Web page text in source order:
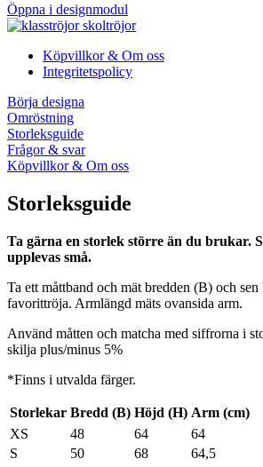
Öppna i designmodul
Köpvillkor & Om oss
Integritetspolicy
Börja designa
Omröstning
Storleksguide
Frågor & svar
Köpvillkor & Om oss
Storleksguide
Ta gärna en storlek större än du brukar.
upplevas små.
Ta ett måttband och mät bredden (B) och
favorittröja. Armlängd mäts ovansida arm.
Använd måtten och matcha med siffrorna i
skilja plus/minus 5%
*Finns i utvalda färger.
Storlekar Bredd (B) Höjd (H) Arm (cm)
XS
48 64
64
S
50 68
64,5